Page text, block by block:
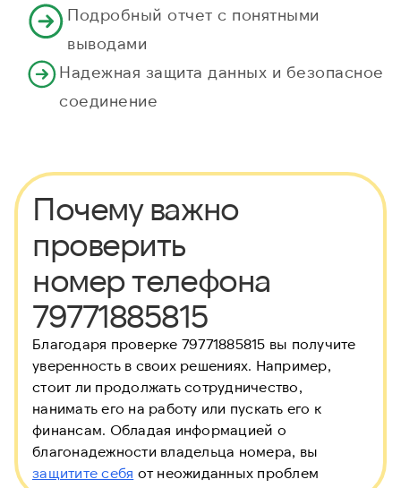
Подробный отчет с понятными
выводами
Надежная защита данных и безопасное
соединение
Почему важно
проверить
номер телефона
79771885815
Благодаря проверке 79771885815 вы получите
уверенность в своих решениях. Например,
стоит ли продолжать сотрудничество,
нанимать его на работу или пускать его к
финансам. Обладая информацией о
благонадежности владельца номера, вы
защитите себя от неожиданных проблем